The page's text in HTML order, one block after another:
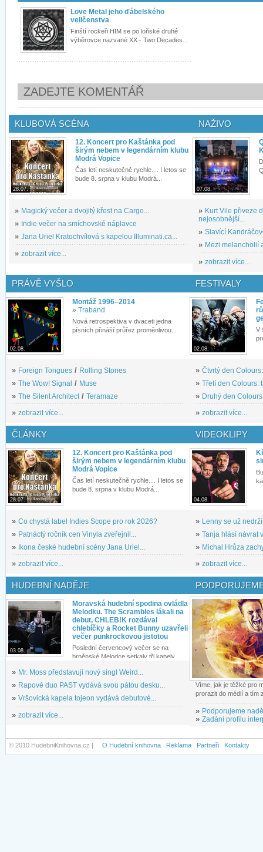
Love Metal jeho ďábelského
veličenstva
Finští rockeři HIM se po loňské druhé
výběrovce nazvané XX - Two Decades...
ZADEJTE KOMENTÁŘ
KLUBOVÁ SCÉNA
28.07.
12. Koncert pro Kaštánka pod
širým nebem v legendárním klubu
Modrá Vopice
Čas letí neskutečně rychle.... I letos se
bude 8. srpna v klubu Modrá...
» Magický večer a dvojitý křest na Cargo...
» Indie večer na smíchovské náplavce
» Jana Uriel Kratochvílová s kapelou Illuminati.ca...
» zobrazit více...
NAŽIVO
07.08.
» Kurt Vile přiveze
nejosobnější...
» Slavící
» Mezi melancholií
» zobrazit více...
PRÁVĚ VYŠLO
02.08.
Montáž 1996–2014
» Traband
Nová retrospektiva v dvaceti jedna
písních přináší průřez proměnlivou...
» Foreign Tongues / Rolling Stones
» The Wow! Signal / Muse
» The Silent Architect / Teramaze
» zobrazit více...
FESTIVALY
02.08.
V
» Čtvrtý den
» Třetí den Colours:
» Druhý den
» zobrazit více...
ČLÁNKY
28.07.
12. Koncert pro Kaštánka pod
širým nebem v legendárním klubu
Modrá Vopice
Čas letí neskutečně rychle.... I letos se
bude 8. srpna v klubu Modrá...
» Co chystá label Indies Scope pro rok 2026?
» Patnáctý ročník cen Vinyla zveřejnil...
»
Ikona české hudební scény Jana Uriel...
» zobrazit více...
VIDEOKLIPY
04.08.
» Lenny se už
» Tanja hlásí návrat
» Michal Hrůza
» zobrazit více...
HUDEBNÍ NADĚJE
03.08.
Moravská hudební spodina ovládla
Melodku. The Scrambles lákali na
debut, CHLEB!K rozdával
chlebíčky a Rocket Bunny uzavřeli
večer punkrockovou jistotou
Poslední červencový večer se na
brněnské Melodce setkaly tři kapely...
» Mr. Moss představují nový singl Weird...
» Rapové duo PAST vydává svou pátou desku...
» Vršovická kapela tojeon vydává debutové...
» zobrazit více...
Víme, jak je těžké pro
prorazit do médií a tím
» Podporujeme
» Zadání profilu
© 2010 HudebniKnihovna.cz | O Hudební knihovna Reklama Partneři Kontakty